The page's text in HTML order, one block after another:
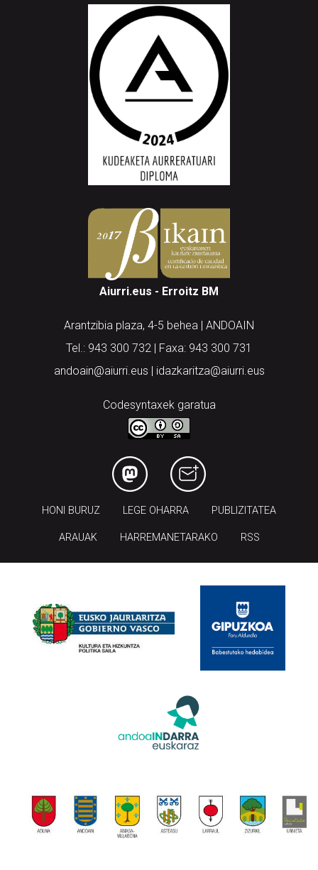
Aiurri.eus - Erroitz BM
Arantzibia plaza, 4-5 behea | ANDOAIN
Tel.: 943 300 732 | Faxa: 943 300 731
andoain@aiurri.eus | idazkaritza@aiurri.eus
Codesyntaxek garatua
HONI BURUZ LEGE OHARRA PUBLIZITATEA
ARAUAK HARREMANETARAKO RSS